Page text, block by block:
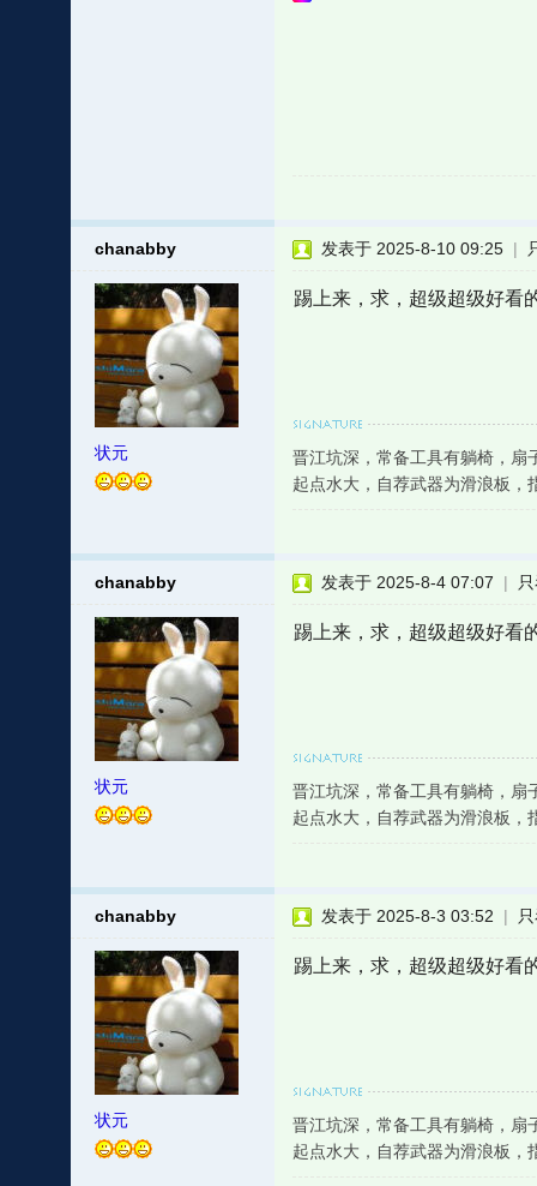
chanabby
状元
发表于 2025-8-10 09:25 |
踢上来，求，超级超级好看
晋江坑深，常备工具有躺椅，扇
起点水大，自荐武器为滑浪板，
chanabby
状元
发表于 2025-8-4 07:07 |
踢上来，求，超级超级好看
晋江坑深，常备工具有躺椅，扇
起点水大，自荐武器为滑浪板，
chanabby
状元
发表于 2025-8-3 03:52 |
踢上来，求，超级超级好看
晋江坑深，常备工具有躺椅，扇
起点水大，自荐武器为滑浪板，